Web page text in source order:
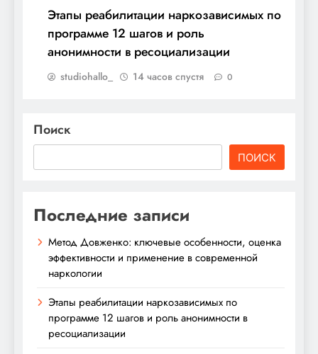
Этапы реабилитации наркозависимых по
программе 12 шагов и роль
анонимности в ресоциализации
studiohallo_ 14 часов спустя 0
Поиск
ПОИСК
Последние записи
Метод Довженко: ключевые особенности, оценка
эффективности и применение в современной
наркологии
Этапы реабилитации наркозависимых по
программе 12 шагов и роль анонимности в
ресоциализации